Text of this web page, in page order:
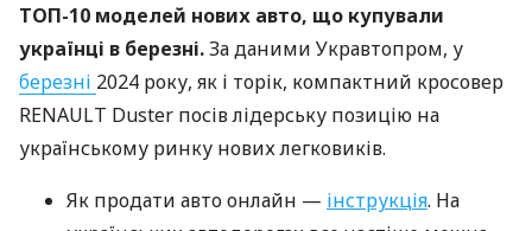
ТОП-10 моделей нових авто, що купували
українці в березні.За даними Укравтопром, у
березні 2024 року, як і торік, компактний кросовер
RENAULT Duster посів лідерську позицію на
українському ринку нових легковиків.
Як продати авто онлайн — інструкція. На